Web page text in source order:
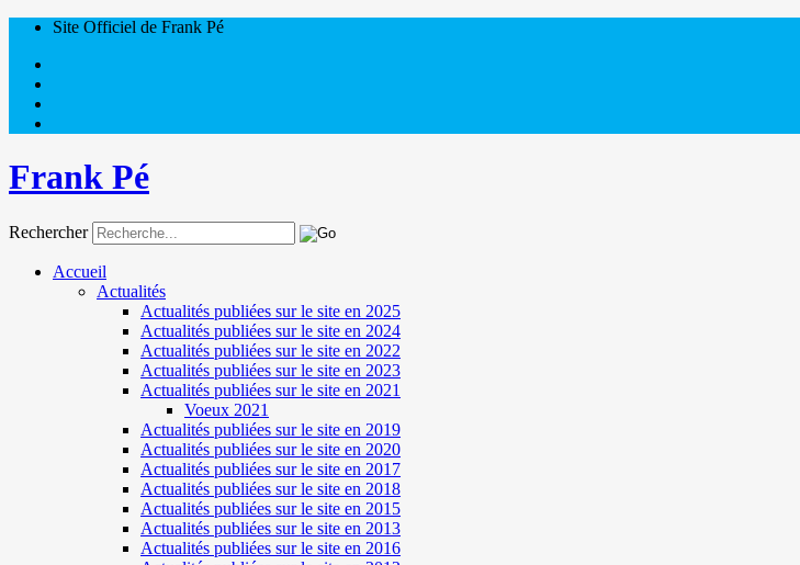
Site Officiel de Frank Pé
Frank Pé
Rechercher
Accueil
Actualités
Actualités publiées sur le site en 2025
Actualités publiées sur le site en 2024
Actualités publiées sur le site en 2022
Actualités publiées sur le site en 2023
Actualités publiées sur le site en 2021
Voeux 2021
Actualités publiées sur le site en 2019
Actualités publiées sur le site en 2020
Actualités publiées sur le site en 2017
Actualités publiées sur le site en 2018
Actualités publiées sur le site en 2015
Actualités publiées sur le site en 2013
Actualités publiées sur le site en 2016